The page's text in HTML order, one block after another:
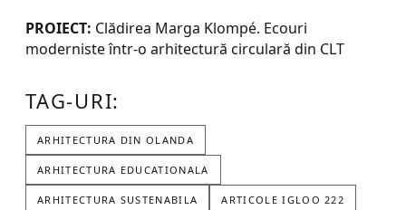
PROIECT: Clădirea Marga Klompé. Ecouri
moderniste într-o arhitectură circulară din CLT
TAG-URI:
ARHITECTURA DIN OLANDA
ARHITECTURA EDUCATIONALA
ARHITECTURA SUSTENABILA ARTICOLE IGLOO 222